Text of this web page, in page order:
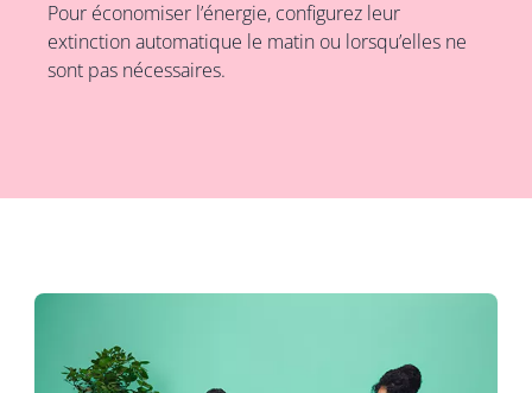
Pour économiser l’énergie, configurez leur
extinction automatique le matin ou lorsqu’elles ne
sont pas nécessaires.